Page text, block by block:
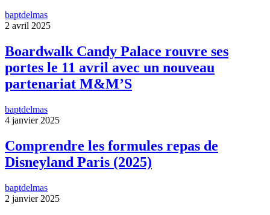
baptdelmas
2 avril 2025
Boardwalk Candy Palace rouvre ses
portes le 11 avril avec un nouveau
partenariat M&M’S
baptdelmas
4 janvier 2025
Comprendre les formules repas de
Disneyland Paris (2025)
baptdelmas
2 janvier 2025